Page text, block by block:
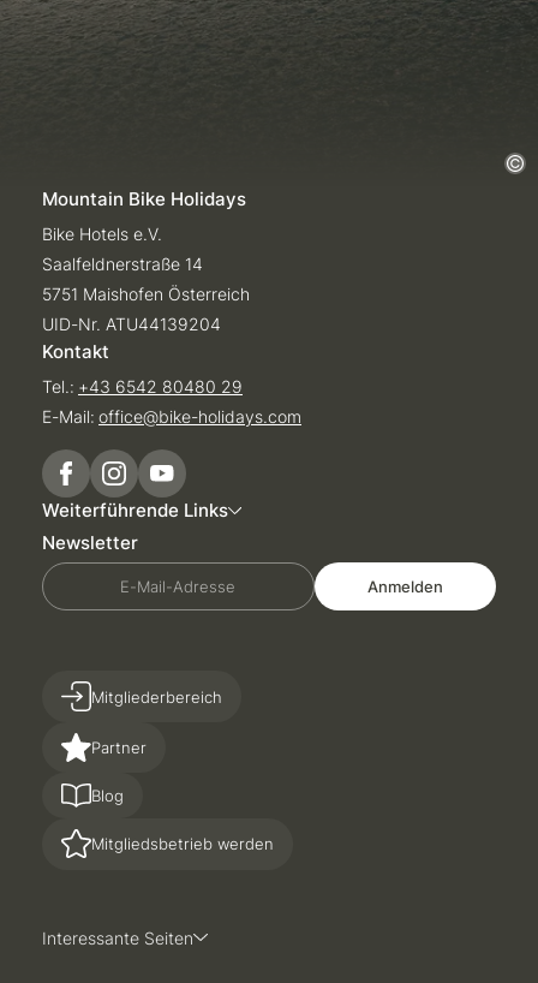
Mountain Bike Holidays
Bike Hotels e.V.
Saalfeldnerstraße 14
5751 Maishofen Österreich
UID-Nr. ATU44139204
Kontakt
Tel.: +43 6542 80480 29
E-Mail: office@bike-holidays.com
Weiterführende Links
Newsletter
E-Mail-Adresse Anmelden
Partner
Blog
Mitgliedsbetrieb werden
Mitgliederbereich
Interessante Seiten